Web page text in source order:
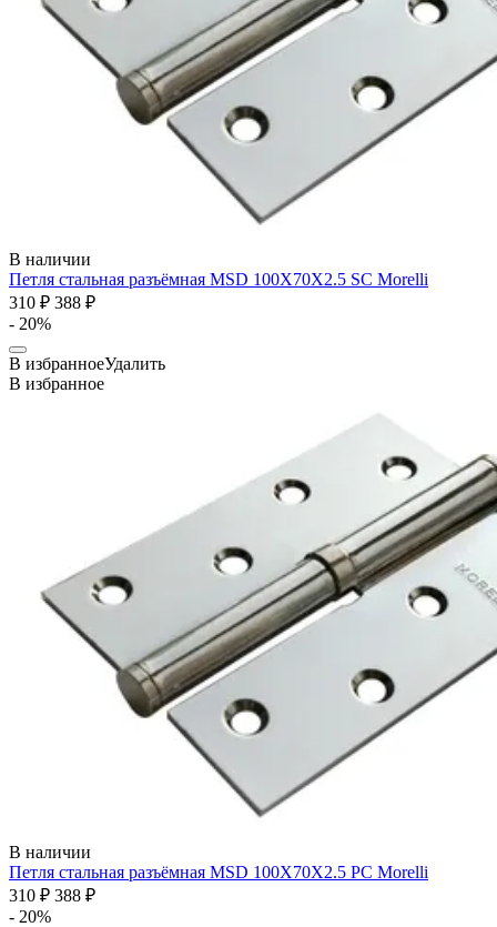
В наличии
Петля стальная разъёмная MSD 100X70X2.5 SC Morelli
310 ₽ 388 ₽
- 20%
В избранноеУдалить
В избранное
В наличии
Петля стальная разъёмная MSD 100X70X2.5 PC Morelli
310 ₽ 388 ₽
- 20%